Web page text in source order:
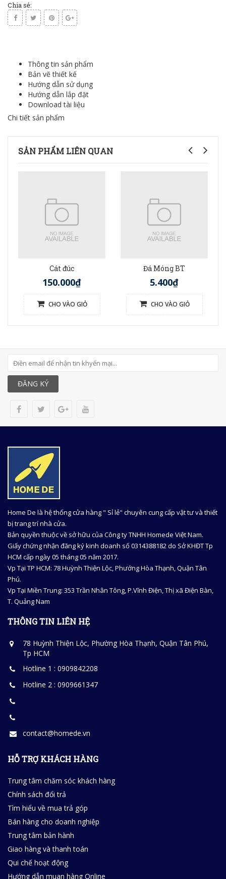
Chia sẻ:
Thông tin sản phẩm
Bản vẽ thiết kế
Hướng dẫn sử dụng
Hướng dẫn lắp đặt
Download tài liệu
Chi tiết sản phẩm
SẢN PHẨM LIÊN QUAN
Cát đúc
150.000₫
CHO VÀO GIỎ
Đá Móng BT
5.400₫
CHO VÀO GIỎ
ĐĂNG KÝ
Home De là hệ thống cửa hàng " Sỉ lẻ" chuyên cung cấp vật tư và thiết
bị trang trí nhà cửa.
Bản quyền thuộc về sở hữu của Công ty TNHH Homede Việt Nam.
Giấy chứng nhận đăng ký kinh doanh số 0314388182 do Sở KHĐT Tp
HCM cấp ngày 05 tháng 05 năm 2017.
Vp Tại TP HCM: 78 Huỳnh Thiện Lộc, Phướng Hòa Thạnh, Quận Tân
Phú.
Vp Tại Miền Trung: 353 Trần Nhân Tông, P.Vĩnh Điện, Thị xã Điện Bàn,
T. Quảng Nam
THÔNG TIN LIÊN HỆ
78 Huỳnh Thiện Lộc, Phường Hòa Thạnh, Quận Tân Phú,
Tp HCM
Hotline 1 : 0909842208
Hotline 2 : 0909661347
contact@homede.vn
HỖ TRỢ KHÁCH HÀNG
Trung tâm chăm sóc khách hàng
Chính sách đổi trả
Tìm hiểu về mua trả góp
Bán hàng cho doanh nghiệp
Trung tâm bản hành
Giao hàng và thanh toán
Qui chế hoạt động
Hướng dẫn muan hàng Online